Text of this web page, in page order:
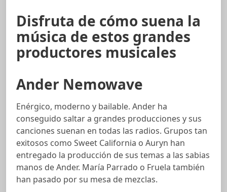
Disfruta de cómo suena la
música de estos grandes
productores musicales
Ander Nemowave
Enérgico, moderno y bailable. Ander ha
conseguido saltar a grandes producciones y sus
canciones suenan en todas las radios. Grupos tan
exitosos como Sweet California o Auryn han
entregado la producción de sus temas a las sabias
manos de Ander. María Parrado o Fruela también
han pasado por su mesa de mezclas.